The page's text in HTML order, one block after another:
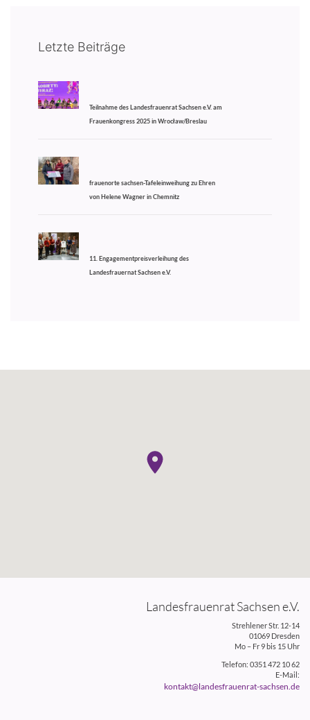
Letzte Beiträge
Teilnahme des Landesfrauenrat Sachsen e.V. am
Frauenkongress 2025 in Wrocław/Breslau
frauenorte sachsen-Tafeleinweihung zu Ehren
von Helene Wagner in Chemnitz
11. Engagementpreisverleihung des
Landesfrauernat Sachsen e.V.
Landesfrauenrat Sachsen e.V.
Strehlener Str. 12-14
01069 Dresden
Mo – Fr 9 bis 15 Uhr
Telefon: 0351 472 10 62
E-Mail:
kontakt@landesfrauenrat-sachsen.de